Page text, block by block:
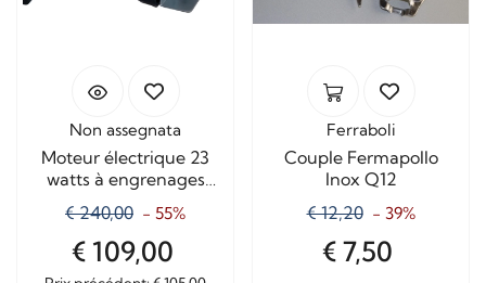
Non assegnata
Moteur électrique 23
watts à engrenages
pour rôtissoire
€ 240,00 - 55%
€ 109,00
Ferraboli
Couple Fermapollo
Inox Q12
€ 12,20 - 39%
€ 7,50